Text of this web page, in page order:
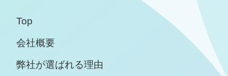
Top
会社概要
弊社が選ばれる理由